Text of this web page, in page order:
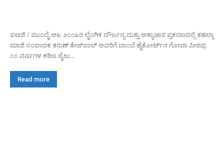
ಪಣಜಿ / ಮುಂಬೈ ಅ೬: ೨೦೧೩ರ ಲೈಂಗಿಕ ದೌರ್ಜನ್ಯ ಮತ್ತು ಅತ್ಯಾಚಾರ ಪ್ರಕರಣದಲ್ಲಿ ತಹಲ್ಕಾ
ಮಾಜಿ ಸಂಪಾದಕ ತರುಣ್ ತೇಜ್‌ಪಾಲ್ ಅವರಿಗೆ ಬಾಂಬೆ ಹೈಕೋರ್ಟ್‌ನ ಗೋವಾ ಪೀಠವು
೧೦ ವರ್ಷಗಳ ಕಠಿಣ ಜೈಲು...
Read more